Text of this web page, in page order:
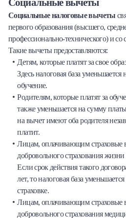
Социальные налоговые вычеты
первого образования (высшего,
профессионально-технического) и со
Такие вычеты предоставляются:
Детям, которые платят за свое
Здесь налоговая база
обучение.
Родителям, которые платят за
также уменьшается на сумму
на вычет имеют оба родителя
платит.
Лицам, оплачивающим страховые
добровольного страхования
Если срок действия такого
лет, то налоговая база
страховке.
Лицам, оплачивающим страховые
добровольного страхования